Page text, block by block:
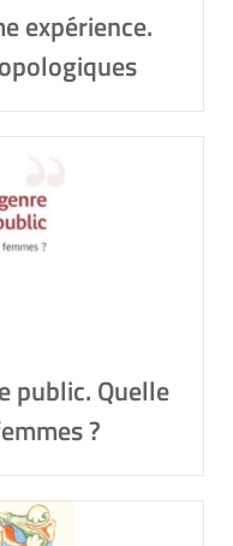
expérience.
public. Quelle
?